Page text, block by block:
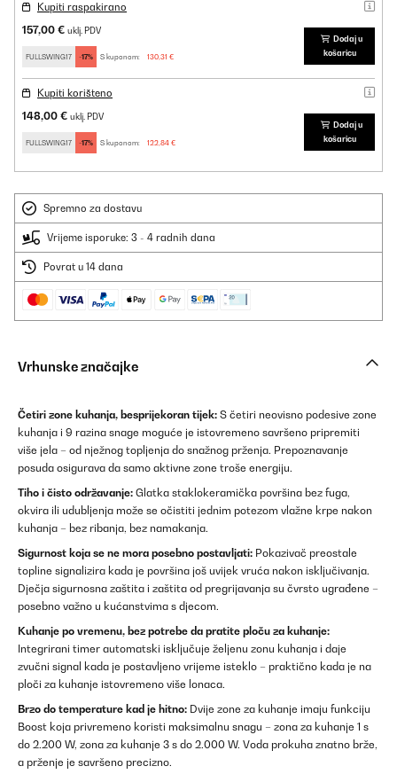
Kupiti raspakirano
157,00 € uklj. PDV
FULLSWING17 -17% S kuponom: 130,31 €
Dodaj u
košaricu
Kupiti korišteno
148,00 € uklj. PDV
FULLSWING17 -17% S kuponom: 122,84 €
Dodaj u
košaricu
Spremno za dostavu
Vrijeme isporuke: 3 - 4 radnih dana
Povrat u 14 dana
Vrhunske značajke
Četiri zone kuhanja, besprijekoran tijek: S četiri neovisno podesive zone
kuhanja i 9 razina snage moguće je istovremeno savršeno pripremiti
više jela – od nježnog topljenja do snažnog prženja. Prepoznavanje
posuda osigurava da samo aktivne zone troše energiju.
Tiho i čisto održavanje: Glatka staklokeramička površina bez fuga,
okvira ili udubljenja može se očistiti jednim potezom vlažne krpe nakon
kuhanja – bez ribanja, bez namakanja.
Sigurnost koja se ne mora posebno postavljati: Pokazivač preostale
topline signalizira kada je površina još uvijek vruća nakon isključivanja.
Dječja sigurnosna zaštita i zaštita od pregrijavanja su čvrsto ugrađene –
posebno važno u kućanstvima s djecom.
Kuhanje po vremenu, bez potrebe da pratite ploču za kuhanje:
Integrirani timer automatski isključuje željenu zonu kuhanja i daje
zvučni signal kada je postavljeno vrijeme isteklo – praktično kada je na
ploči za kuhanje istovremeno više lonaca.
Brzo do temperature kad je hitno: Dvije zone za kuhanje imaju funkciju
Boost koja privremeno koristi maksimalnu snagu – zona za kuhanje 1 s
do 2.200 W, zona za kuhanje 3 s do 2.000 W. Voda prokuha znatno brže,
a prženje je savršeno precizno.